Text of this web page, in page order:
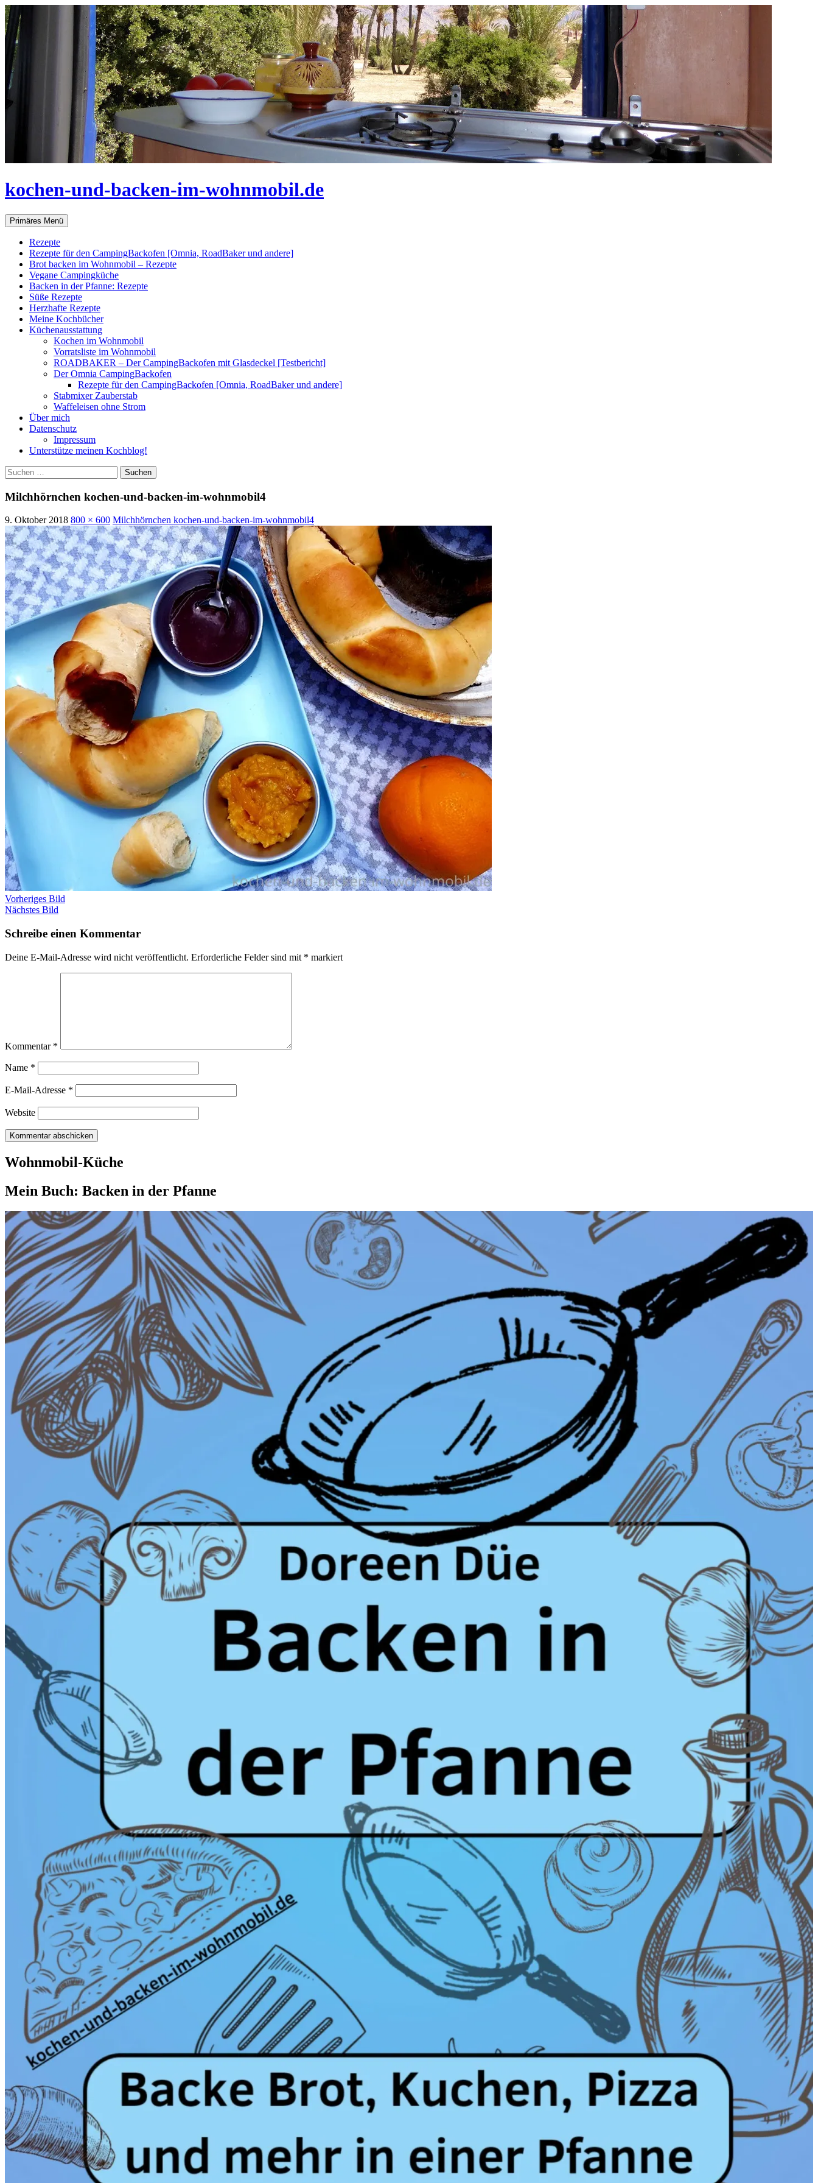
Zum
Inhalt
springen
kochen-und-backen-im-wohnmobil.de
Suchen
Primäres Menü
Rezepte
Rezepte für den CampingBackofen [Omnia, RoadBaker und andere]
Brot backen im Wohnmobil – Rezepte
Vegane Campingküche
Backen in der Pfanne: Rezepte
Süße Rezepte
Herzhafte Rezepte
Meine Kochbücher
Küchenausstattung
Kochen im Wohnmobil
Vorratsliste im Wohnmobil
ROADBAKER – Der CampingBackofen mit Glasdeckel [Testbericht]
Der Omnia CampingBackofen
Rezepte für den CampingBackofen [Omnia, RoadBaker und andere]
Stabmixer Zauberstab
Waffeleisen ohne Strom
Über mich
Datenschutz
Impressum
Unterstütze meinen Kochblog!
Suchen
nach:
Milchhörnchen kochen-und-backen-im-wohnmobil4
9. Oktober 2018 800 × 600 Milchhörnchen kochen-und-backen-im-wohnmobil4
Vorheriges Bild
Nächstes Bild
Schreibe einen Kommentar
Deine E-Mail-Adresse wird nicht veröffentlicht. Erforderliche Felder sind mit * markiert
Kommentar *
Name *
E-Mail-Adresse *
Website
Wohnmobil-Küche
Mein Buch: Backen in der Pfanne